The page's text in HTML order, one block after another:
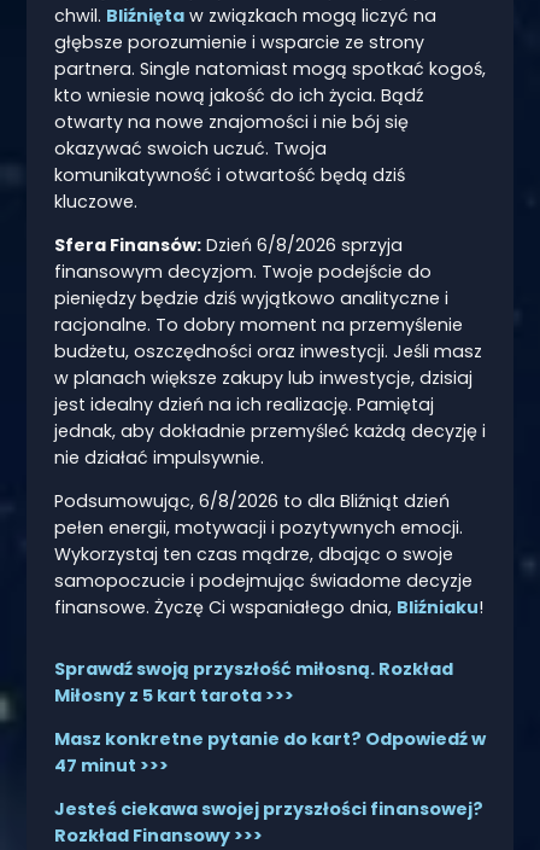
chwil. Bliźniętaw związkach mogą liczyć na
głębsze porozumienie i wsparcie ze strony
partnera. Single natomiast mogą spotkać kogoś,
kto wniesie nową jakość do ich życia. Bądź
otwarty na nowe znajomości i nie bój się
okazywać swoich uczuć. Twoja
komunikatywność i otwartość będą dziś
kluczowe.
Sfera Finansów:Dzień 6/8/2026 sprzyja
finansowym decyzjom. Twoje podejście do
pieniędzy będzie dziś wyjątkowo analityczne i
racjonalne. To dobry moment na przemyślenie
budżetu, oszczędności oraz inwestycji. Jeśli masz
w planach większe zakupy lub inwestycje, dzisiaj
jest idealny dzień na ich realizację. Pamiętaj
jednak, aby dokładnie przemyśleć każdą decyzję i
nie działać impulsywnie.
Podsumowując, 6/8/2026 to dla Bliźniąt dzień
pełen energii, motywacji i pozytywnych emocji.
Wykorzystaj ten czas mądrze, dbając o swoje
samopoczucie i podejmując świadome decyzje
finansowe. Życzę Ci wspaniałego dnia, Bliźniaku!
Sprawdź swoją przyszłość miłosną. Rozkład
Miłosny z 5 kart tarota >>>
Masz konkretne pytanie do kart? Odpowiedź w
47 minut >>>
Jesteś ciekawa swojej przyszłości finansowej?
Rozkład Finansowy >>>